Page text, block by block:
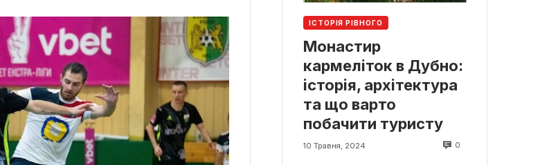
ІСТОРІЯ РІВНОГО
Монастир
кармеліток в Дубно:
історія, архітектура
та що варто
побачити туристу
10 Травня, 2024 0